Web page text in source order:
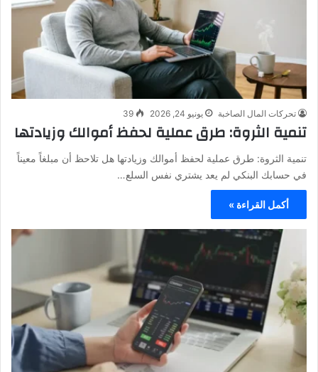
تحركات المال الصاخبة يونيو 24, 2026 39
تنمية الثروة: طرق عملية لحفظ أموالك وزيادتها
تنمية الثروة: طرق عملية لحفظ أموالك وزيادتها هل تلاحظ أن مبلغاً معيناً
في حسابك البنكي لم يعد يشتري نفس السلع…
أكمل القراءة »